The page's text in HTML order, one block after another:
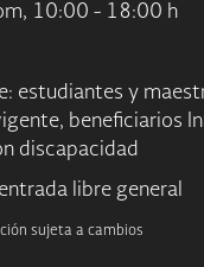
10:00 - 18:00 h
estudiantes y
beneficiarios
discapacidad
libre general
sujeta a cambios